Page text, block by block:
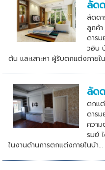
ลัด
ลัดด
ลูกค้า
ดาร
วอิน
ต้น และเสาะหา ผู้รับตกแต่งภายใ
ลัด
ตกแ
ดาร
ควา
รมย์
ในงานด้านการตกแต่งภายในบ้า...